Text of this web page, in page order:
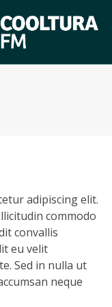
adipiscing elit.
commodo
convallis
eu velit
Sed in nulla ut
neque